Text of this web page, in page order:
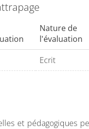
de la tête au pied :
Nature de
l'évaluation
Ecrit
et